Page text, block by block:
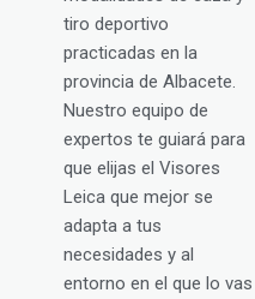
tiro deportivo
practicadas en la
provincia de Albacete.
Nuestro equipo de
expertos te guiará para
que elijas el Visores
Leica que mejor se
adapta a tus
necesidades y al
entorno en el que lo vas